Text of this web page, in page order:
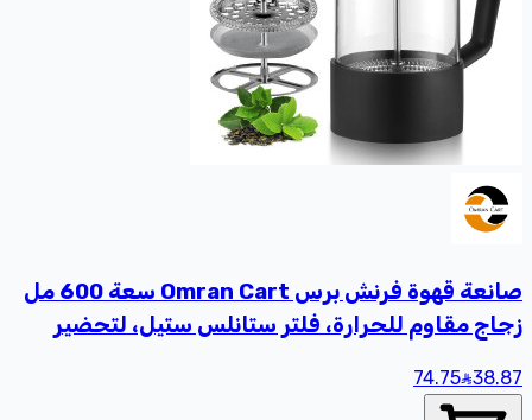
صانعة قهوة فرنش برس Omran Cart سعة 600 مل
زجاج مقاوم للحرارة، فلتر ستانلس ستيل، لتحضير
38.87
74.75